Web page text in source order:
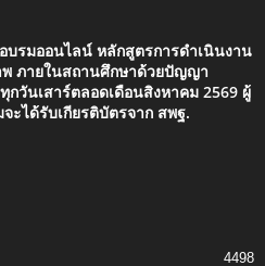
บรมออนไลน์ หลักสูตรการดำเนินงาน
ภายในสถานศึกษาด้วยปัญญา
กวันเสาร์ตลอดเดือนสิงหาคม 2569 ผู้
ะได้รับเกียรติบัตรจาก สพฐ.
4498